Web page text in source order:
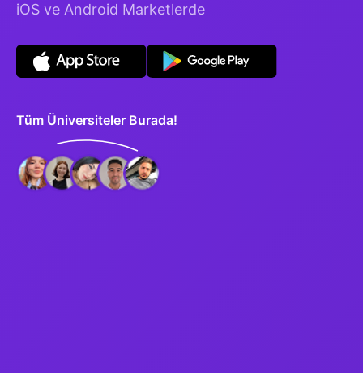
iOS ve Android Marketlerde
Tüm Üniversiteler Burada!